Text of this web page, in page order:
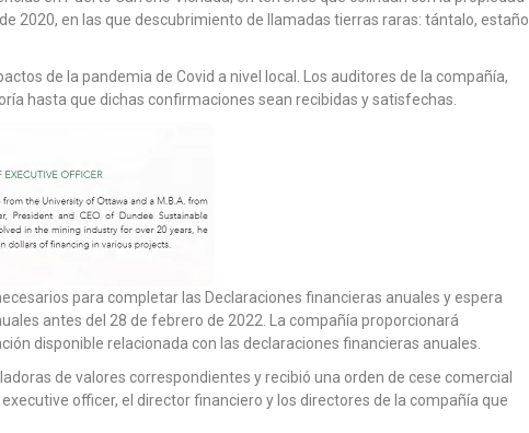
2020, en las que descubrimiento de llamadas tierras raras: tántalo, estaño
de la pandemia de Covid a nivel local. Los auditores de la compañía,
hasta que dichas confirmaciones sean recibidas y satisfechas.
para completar las Declaraciones financieras anuales y espera
antes del 28 de febrero de 2022. La compañía proporcionará
disponible relacionada con las declaraciones financieras anuales.
de valores correspondientes y recibió una orden de cese comercial
officer, el director financiero y los directores de la compañía que